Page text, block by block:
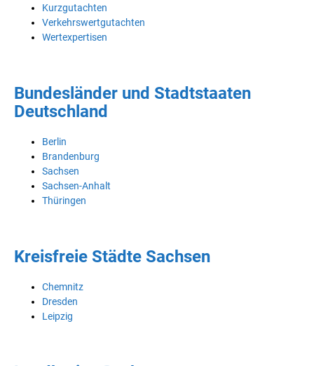
Kurzgutachten
Verkehrswertgutachten
Wertexpertisen
Bundesländer und Stadtstaaten
Deutschland
Berlin
Brandenburg
Sachsen
Sachsen-Anhalt
Thüringen
Kreisfreie Städte Sachsen
Chemnitz
Dresden
Leipzig